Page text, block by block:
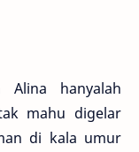
Alina hanyalah
mahu digelar
di kala umur